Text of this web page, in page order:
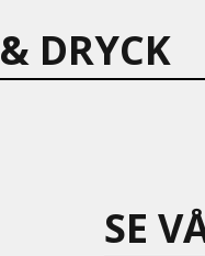
DRYCK
SE